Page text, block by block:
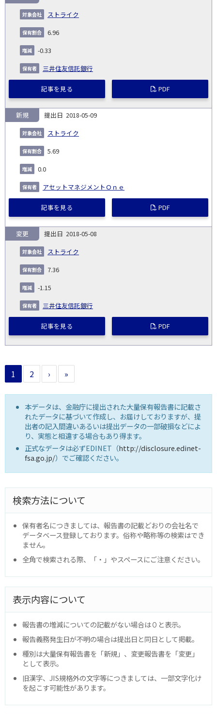
ストライク
6.96
-0.33
三井住友信託銀行
記事を見る PDF
2018-05-09
ストライク
新規
5.69
0.0
アセットマネジメントＯｎｅ
記事を見る PDF
2018-05-08
ストライク
変更
7.36
-1.15
三井住友信託銀行
記事を見る PDF
1 2 › »
本データは、金融庁に提出された大量保有報告書に記載さ
れたデータに基づいて作成し、お届けしておりますが、提
出者の記入間違いあるいは提出データの一部破損などによ
り、実態と相違する場合もあり得ます。
正式なデータは必ずEDINET（http://disclosure.edinet-
fsa.go.jp/）でご確認ください。
検索方法について
保有者名につきましては、報告書の記載どおりの会社名で
データベース登録しております。俗称や略称等の検索はでき
ません。
全角で検索される際、「・」やスペースにご注意ください。
表示内容について
報告書の増減についての記載がない場合は０と表示。
報告義務発生日が不明の場合は提出日と同日として掲載。
種別は大量保有報告書を「新規」、変更報告書を「変更」
として表示。
旧漢字、JIS規格外の文字等につきましては、一部文字化け
を起こす可能性があります。